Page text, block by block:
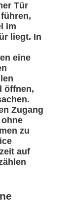
Tür
im
liegt. In
eine
öffnen,
Zugang
zu
auf